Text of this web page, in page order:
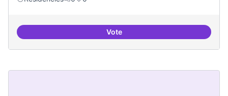
VoteRecerca + residències